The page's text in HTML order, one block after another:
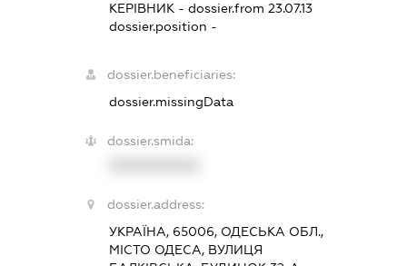
КЕРІВНИК- dossier.from 23.07.13
dossier.position -
dossier.beneficiaries:
dossier.missingData
dossier.smida:
dossier.address:
УКРАЇНА, 65006, ОДЕСЬКА ОБЛ.,
МІСТО ОДЕСА, ВУЛИЦЯ